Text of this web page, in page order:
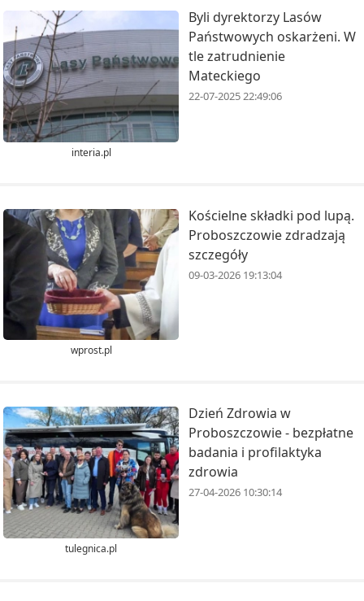
interia.pl
Byli dyrektorzy Lasów
Państwowych oskarżeni. W
tle zatrudnienie
Mateckiego
22-07-2025 22:49:06
wprost.pl
Kościelne składki pod lupą.
Proboszczowie zdradzają
szczegóły
09-03-2026 19:13:04
tulegnica.pl
Dzień Zdrowia w
Proboszczowie - bezpłatne
badania i profilaktyka
zdrowia
27-04-2026 10:30:14